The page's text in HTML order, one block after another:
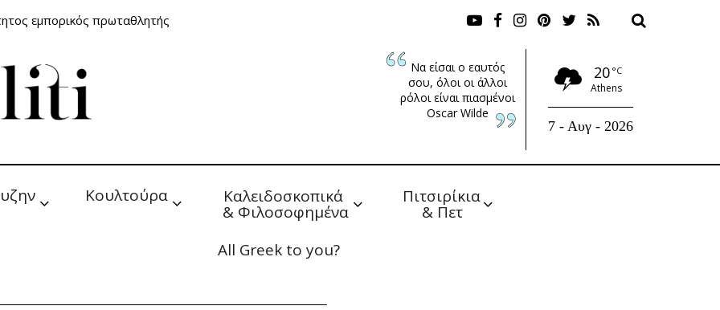
εμπορικός πρωταθλητής
Να είσαι ο εαυτός
σου, όλοι οι άλλοι
ρόλοι είναι πιασμένοι
Oscar Wilde
20 °C
Athens
7 - Αυγ - 2026
Κουλτούρα Καλειδοσκοπικά
& Φιλοσοφημένα
Πιτσιρίκια
& Πετ
All Greek to you?